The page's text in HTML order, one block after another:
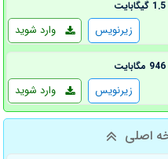
1.5 گیگابایت
وارد شوید زیرنویس
946 مگابایت
وارد شوید زیرنویس
اصلی